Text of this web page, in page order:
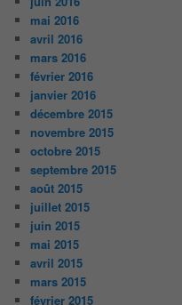
mai 2016
avril 2016
mars 2016
février 2016
janvier 2016
décembre 2015
novembre 2015
octobre 2015
septembre 2015
août 2015
juillet 2015
juin 2015
mai 2015
avril 2015
mars 2015
février 2015